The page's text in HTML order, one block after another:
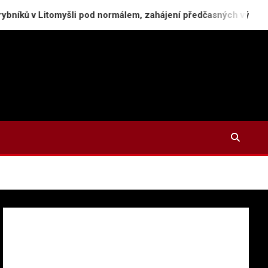
pod normálem, zahájení předčasných výlovů